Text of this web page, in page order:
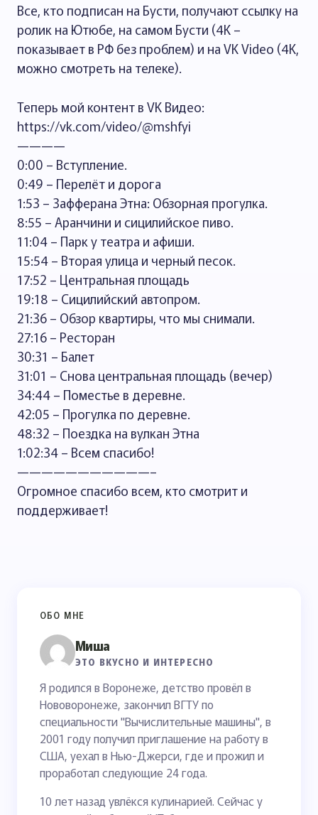
Все, кто подписан на Бусти, получают ссылку на
ролик на Ютюбе, на самом Бусти (4К –
показывает в РФ без проблем) и на VK Video (4K,
можно смотреть на телеке).
Теперь мой контент в VK Видео:
https://vk.com/video/@mshfyi
————
0:00 – Вступление.
0:49 – Перелёт и дорога
1:53 – Зафферана Этна: Обзорная прогулка.
8:55 – Аранчини и сицилийское пиво.
11:04 – Парк у театра и афиши.
15:54 – Вторая улица и черный песок.
17:52 – Центральная площадь
19:18 – Сицилийский автопром.
21:36 – Обзор квартиры, что мы снимали.
27:16 – Ресторан
30:31 – Балет
31:01 – Снова центральная площадь (вечер)
34:44 – Поместье в деревне.
42:05 – Прогулка по деревне.
48:32 – Поездка на вулкан Этна
1:02:34 – Всем спасибо!
———————————–
Огромное спасибо всем, кто смотрит и
поддерживает!
ОБО МНЕ
Миша
ЭТО ВКУСНО И ИНТЕРЕСНО
Я родился в Воронеже, детство провёл в
Нововоронеже, закончил ВГТУ по
специальности "Вычислительные машины", в
2001 году получил приглашение на работу в
США, уехал в Нью-Джерси, где и прожил и
проработал следующие 24 года.
10 лет назад увлёкся кулинарией. Сейчас у